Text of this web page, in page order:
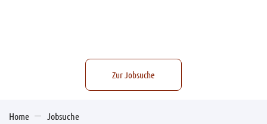
Zur Jobsuche
Home Jobsuche